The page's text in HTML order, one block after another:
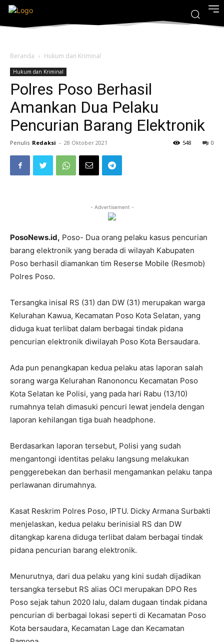
Beranda Hukum dan Kriminal
Hukum dan Kriminal
Polres Poso Berhasil
Amankan Dua Pelaku
Pencurian Barang Elektronik
Penulis Redaksi - 28 Oktober 2021 0
548
- Advertisement -
PosoNews.id, Poso- Dua orang pelaku kasus pencurian
barang elektronik yang berada di wilayah Kabupaten
Poso berhasil diamankan tim Reserse Mobile (Resmob)
Polres Poso.
Tersangka inisal RS (31) dan DW (31) merupakan warga
Kelurahan Kawua, Kecamatan Poso Kota Selatan, yang
diduga kuat terlibat dalam berbagai tindak pidana
pencurian elektronik diwilayah Poso Kota Bersaudara.
Ada pun penangkapan kedua pelaku atas laporan salah
sorang warga Kelurahan Ranononcu Kecamatan Poso
Kota Selatan ke Polisi, yang pada hari Rabu (13/10)
rumahnya telah dimasuki pencuri lewat jendela dengan
laporan kehilangan tiga buah headphone.
Berdasarkan laporan tersebut, Polisi yang sudah
mengantongi identitas pelaku langsung melakukan
penggerebekan dan berhasil mengamankan pelaku tanpa
perlawanan dirumahnya.
Kasat Reskrim Polres Poso, IPTU. Dicky Armana Surbakti
menjelaskan, kedua pelaku berinisial RS dan DW
ditangkap karena diduga terlibat dalam berbagai tindak
pidana pencurian barang elektronik.
Menurutnya, dari dua pelaku yang kini sudah dijadikan
tersangka tersebut RS alias OCI merupakan DPO Res
Poso sejak tahun 2020 lalu, dalam dugaan tindak pidana
pencurian di berbagai lokasi seperti di Kecamatan Poso
Kota bersaudara, Kecamatan Lage dan Kecamatan